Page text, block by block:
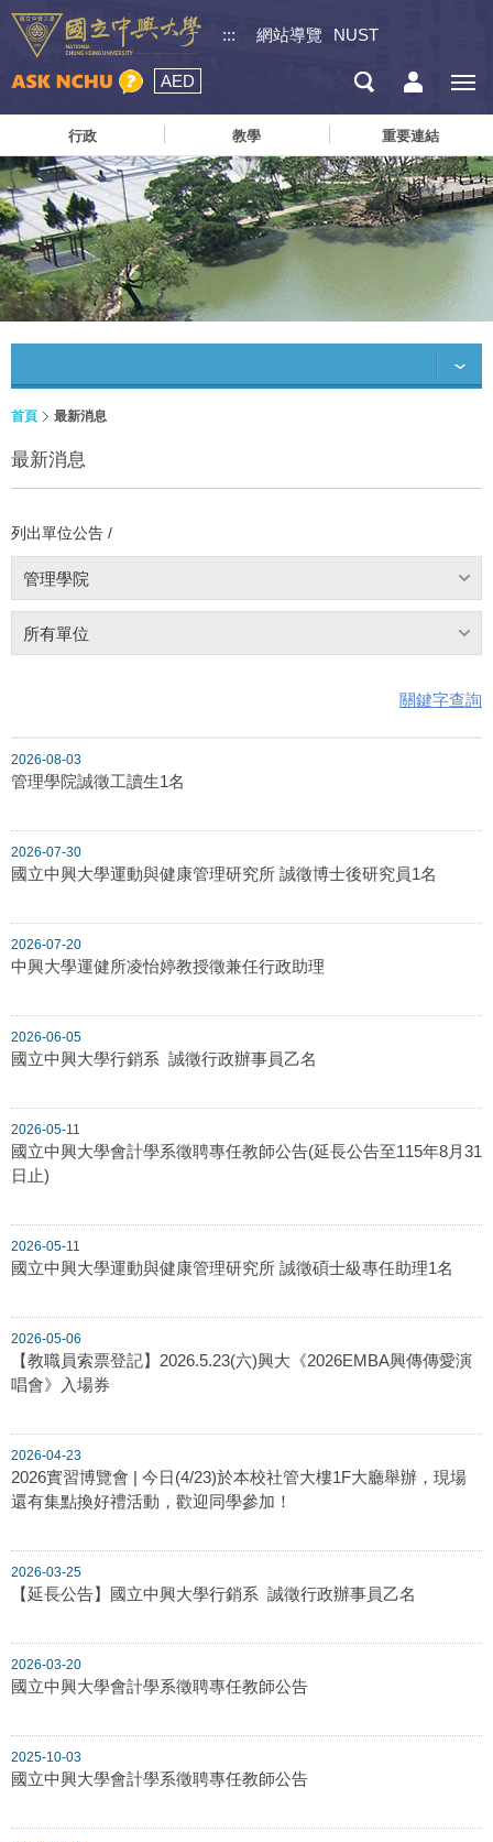
::: 網站導覽 NUST
AED
行政 教學 重要連結
首頁 最新消息
最新消息
列出單位公告 /
管理學院
所有單位
關鍵字查詢
2026-08-03
管理學院誠徵工讀生1名
2026-07-30
國立中興大學運動與健康管理研究所 誠徵博士後研究員1名
2026-07-20
中興大學運健所凌怡婷教授徵兼任行政助理
2026-06-05
國立中興大學行銷系 誠徵行政辦事員乙名
2026-05-11
國立中興大學會計學系徵聘專任教師公告(延長公告至115年8月31
日止)
2026-05-11
國立中興大學運動與健康管理研究所 誠徵碩士級專任助理1名
2026-05-06
【教職員索票登記】2026.5.23(六)興大《2026EMBA興傳傳愛演
唱會》入場券
2026-04-23
2026實習博覽會 | 今日(4/23)於本校社管大樓1F大廳舉辦，現場
還有集點換好禮活動，歡迎同學參加！
2026-03-25
【延長公告】國立中興大學行銷系 誠徵行政辦事員乙名
2026-03-20
國立中興大學會計學系徵聘專任教師公告
2025-10-03
國立中興大學會計學系徵聘專任教師公告